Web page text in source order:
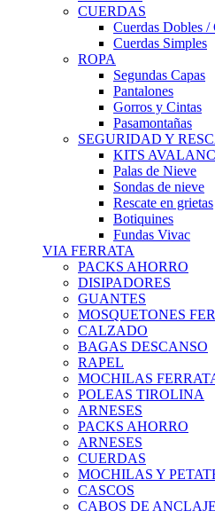
CUERDAS
Cuerdas Dobles /
Cuerdas Simples
ROPA
Segundas Capas
Pantalones
Gorros y Cintas
Pasamontañas
SEGURIDAD Y
KITS
Palas de Nieve
Sondas de nieve
Rescate en grietas
Botiquines
Fundas Vivac
VIA FERRATA
PACKS AHORRO
DISIPADORES
GUANTES
MOSQUETONES
CALZADO
BAGAS DESCANSO
RAPEL
MOCHILAS
POLEAS TIROLINA
ARNESES
PACKS AHORRO
ARNESES
CUERDAS
MOCHILAS Y
CASCOS
CABOS DE ANCLAJE